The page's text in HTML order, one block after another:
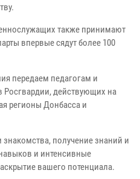
также принимают
впервые сядут более 100
передаем педагогам и
Росгвардии, действующих на
регионы Донбасса и
получение знаний и
и интенсивные
вашего потенциала.